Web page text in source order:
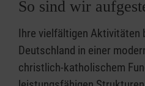
So sind wir
Ihre vielfältigen Aktivitäten
Deutschland in einer
christlich-katholischem